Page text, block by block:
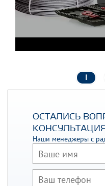
ОСТАЛИСЬ
Наши менеджеры с